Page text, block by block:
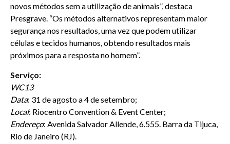
novos métodos sem a utilização de animais”, destaca
Presgrave. “Os métodos alternativos representam maior
segurança nos resultados, uma vez que podem utilizar
células e tecidos humanos, obtendo resultados mais
próximos para a resposta no homem”.
Serviço:
WC13
Data: 31 de agosto a 4 de setembro;
Local: Riocentro Convention & Event Center;
Endereço: Avenida Salvador Allende, 6.555. Barra da Tijuca,
Rio de Janeiro (RJ).